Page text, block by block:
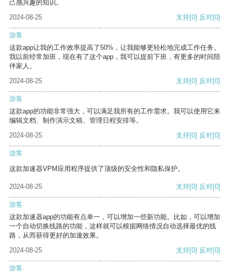
己感兴趣的知识。
2024-08-25
支持[0] 反对[0]
游客
这款app让我的工作效率提高了50%，让我能够更轻松地完成工作任务。
我以前经常加班，现在有了这个app，我可以提前下班，有更多的时间陪
伴家人。
2024-08-25
支持[0] 反对[0]
游客
这款app的功能非常强大，可以满足我所有的工作需求。我可以使用它来
编辑文档、制作演示文稿、管理日程安排等。
2024-08-25
支持[0] 反对[0]
游客
这款加速器VPM应用程序提供了顶级的安全性和隐私保护。
2024-08-25 支持[0] 反对[0]
游客
这款加速器app的功能有点单一，可以增加一些新功能。比如，可以增加
一个自动切换线路的功能，这样就可以根据网络情况自动选择最优的线
路，从而获得更好的加速效果。
2024-08-25
支持[0] 反对[0]
游客